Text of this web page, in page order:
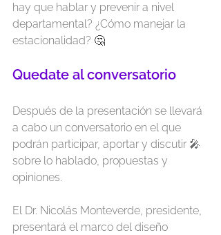
hay que hablar y prevenir a nivel
departamental? ¿Cómo manejar la
estacionalidad? 🤔
Quedate al conversatorio
Después de la presentación se llevará
a cabo un conversatorio en el que
podrán participar, aportar y discutir 🎤
sobre lo hablado, propuestas y
opiniones.
El Dr. Nicolás Monteverde, presidente,
presentará el marco del diseño